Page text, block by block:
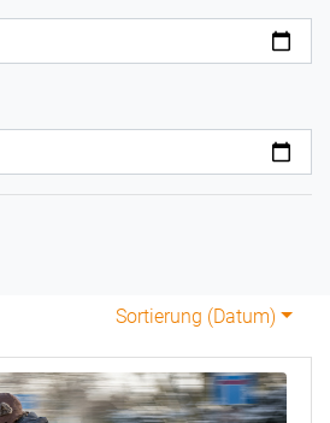
Sortierung (Datum)